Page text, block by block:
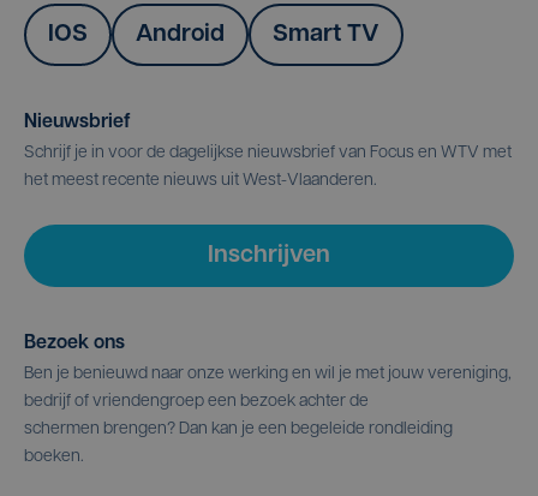
IOS Android Smart TV
Nieuwsbrief
Schrijf je in voor de dagelijkse nieuwsbrief van Focus en WTV met
het meest recente nieuws uit West-Vlaanderen.
Inschrijven
Bezoek ons
Ben je benieuwd naar onze werking en wil je met jouw vereniging,
bedrijf of vriendengroep een bezoek achter de
schermen brengen? Dan kan je een begeleide rondleiding
boeken.